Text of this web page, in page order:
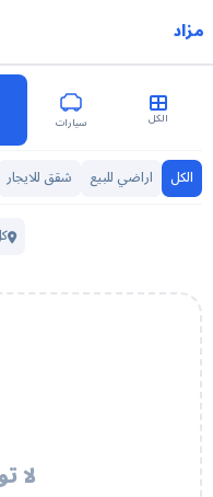
مزاد
الكل سيارات
الكل اراضي للبيع شقق للايجار
لا